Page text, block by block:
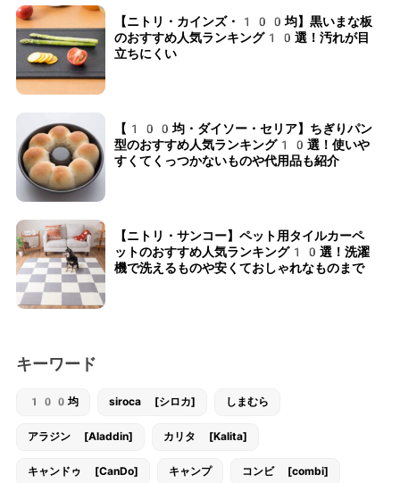
【ニトリ・カインズ・100均】黒いまな板
のおすすめ人気ランキング10選！汚れが目
立ちにくい
【100均・ダイソー・セリア】ちぎりパン
型のおすすめ人気ランキング10選！使いや
すくてくっつかないものや代用品も紹介
【ニトリ・サンコー】ペット用タイルカーペ
ットのおすすめ人気ランキング10選！洗濯
機で洗えるものや安くておしゃれなものまで
キーワード
100均 siroca [シロカ] しまむら
アラジン [Aladdin] カリタ [Kalita]
キャンドゥ [CanDo] キャンプ コンビ [combi]